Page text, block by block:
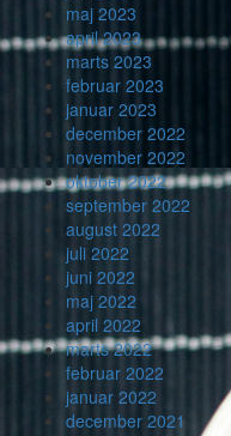
maj 2023
april 2023
marts 2023
februar 2023
januar 2023
december 2022
november 2022
oktober 2022
september 2022
august 2022
juli 2022
juni 2022
maj 2022
april 2022
marts 2022
februar 2022
januar 2022
december 2021